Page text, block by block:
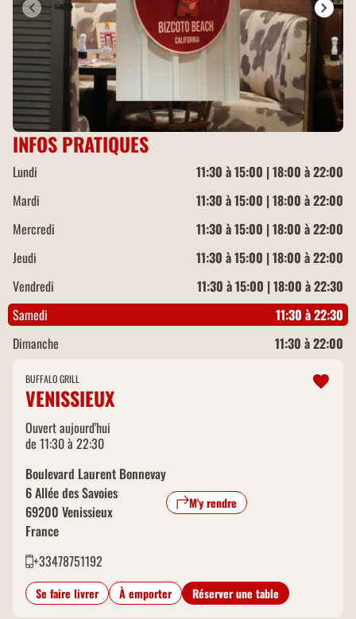
INFOS PRATIQUES
Lundi
11:30 à 15:00 | 18:00 à 22:00
Mardi
11:30 à 15:00 | 18:00 à 22:00
Mercredi
11:30 à 15:00 | 18:00 à 22:00
Jeudi
11:30 à 15:00 | 18:00 à 22:00
Vendredi
11:30 à 15:00 | 18:00 à 22:30
Samedi
11:30 à 22:30
Dimanche
11:30 à 22:00
BUFFALO GRILL
VENISSIEUX
Ouvert aujourd'hui
de 11:30 à 22:30
Boulevard Laurent Bonnevay
6 Allée des Savoies
69200 Venissieux
France
M'y rendre
+33478751192
Se faire livrer À emporter Réserver une table